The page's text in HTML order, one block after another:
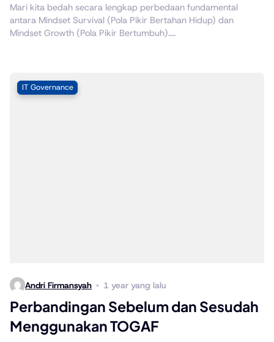
Mari kita bedah secara lengkap perbedaan fundamental
antara Mindset Survival (Pola Pikir Bertahan Hidup) dan
Mindset Growth (Pola Pikir Bertumbuh)....
IT Governance
Andri Firmansyah 1 year yang lalu
Perbandingan Sebelum dan Sesudah
Menggunakan TOGAF